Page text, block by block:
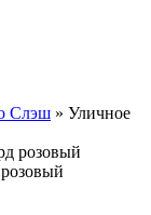
Слэш » Уличное